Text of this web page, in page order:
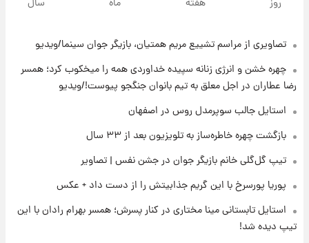
مذاق رضاییان خوش نیامد+عکس
۲۱ ساعت پیش
۱۲۹۰ شمسی
۲۱ ساعت پیش
هسته‌ای در آسمان ظاهر شد
رونالدو از گنجینه خودروهای لوکسش رونمایی
روز هفته ماه سال
تصاویری از مراسم تشییع مریم همتیان، بازیگر جوان سینما/ویدیو
چهره خشن و انرژی زنانه سپیده خداوردی همه را میخکوب کرد؛ همسر
رضا عطاران در اجل معلق به تیم بانوان جنگجو پیوست!/ویدیو
استایل جالب سوپرمدل روس در اصفهان
بازگشت چهره خاطره‌ساز به تلویزیون بعد از ۳۳ سال
تیپ گل‌گلی خانم بازیگر جوان در جشن نفس | تصاویر
پوریا پورسرخ با این گریم جذابیتش را از دست داد + عکس
استایل تابستانی مینا مختاری در کنار پسرش؛ همسر بهرام رادان با این
تیپ دیده شد!